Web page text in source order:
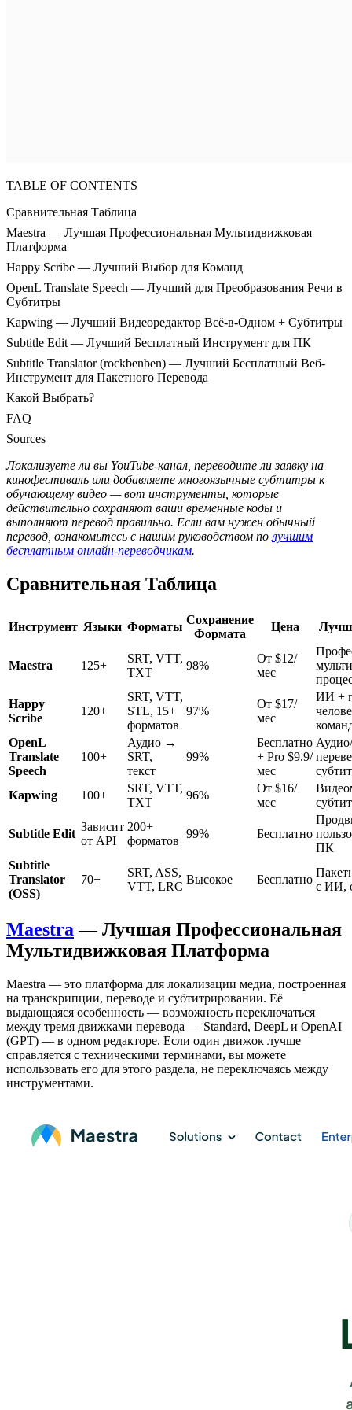
TABLE OF CONTENTS
Сравнительная Таблица
Maestra — Лучшая Профессиональная Мультидвижковая
Платформа
Happy Scribe — Лучший Выбор для Команд
OpenL Translate Speech — Лучший для Преобразования Речи в
Субтитры
Kapwing — Лучший Видеоредактор Всё-в-Одном + Субтитры
Subtitle Edit — Лучший Бесплатный Инструмент для ПК
Subtitle Translator (rockbenben) — Лучший Бесплатный Веб-
Инструмент для Пакетного Перевода
Какой Выбрать?
FAQ
Sources
Локализуете ли вы YouTube-канал, переводите ли заявку на
кинофестиваль или добавляете многоязычные субтитры к
обучающему видео — вот инструменты, которые
действительно сохраняют ваши временные коды и
выполняют перевод правильно. Если вам нужен обычный
перевод, ознакомьтесь с нашим руководством по лучшим
бесплатным онлайн-переводчикам.
Сравнительная Таблица
Инструмент Языки Форматы
Сохранение
Формата
Цена
Maestra 125+
SRT, VTT,
TXT
98%
От $12/
мес
Happy
Scribe
120+
SRT, VTT,
STL, 15+
форматов
97%
От $17/
мес
ИИ +
OpenL
Translate
Speech
100+
Аудио →
SRT,
текст
99%
Бесплатно
+ Pro $9.9/
мес
Kapwing
100+
SRT, VTT,
TXT
96%
От $16/
мес
Subtitle Edit
Зависит
от API
200+
форматов
99% Бесплатно
ПК
Subtitle
Translator
(OSS)
70+
SRT, ASS,
VTT, LRC
Высокое Бесплатно
с ИИ,
Maestra — Лучшая Профессиональная
Мультидвижковая Платформа
Maestra — это платформа для локализации медиа, построенная
на транскрипции, переводе и субтитрировании. Её
выдающаяся особенность — возможность переключаться
между тремя движками перевода — Standard, DeepL и OpenAI
(GPT) — в одном редакторе. Если один движок лучше
справляется с техническими терминами, вы можете
использовать его для этого раздела, не переключаясь между
инструментами.